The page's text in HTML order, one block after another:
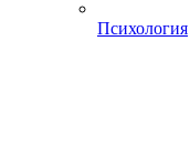
Психология